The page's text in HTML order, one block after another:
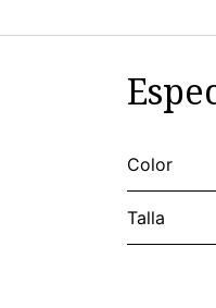
Color
Talla